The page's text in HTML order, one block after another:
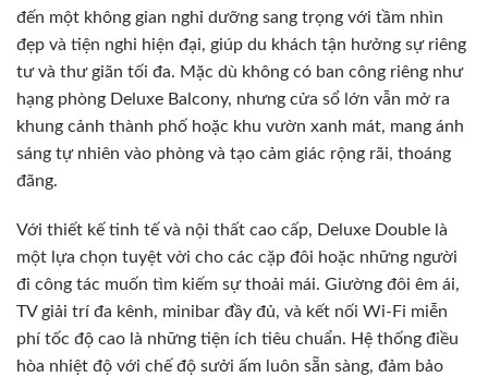
đến một không gian nghỉ dưỡng sang trọng với tầm nhìn
đẹp và tiện nghi hiện đại, giúp du khách tận hưởng sự riêng
tư và thư giãn tối đa. Mặc dù không có ban công riêng như
hạng phòng Deluxe Balcony, nhưng cửa sổ lớn vẫn mở ra
khung cảnh thành phố hoặc khu vườn xanh mát, mang ánh
sáng tự nhiên vào phòng và tạo cảm giác rộng rãi, thoáng
đãng.
Với thiết kế tinh tế và nội thất cao cấp, Deluxe Double là
một lựa chọn tuyệt vời cho các cặp đôi hoặc những người
đi công tác muốn tìm kiếm sự thoải mái. Giường đôi êm ái,
TV giải trí đa kênh, minibar đầy đủ, và kết nối Wi-Fi miễn
phí tốc độ cao là những tiện ích tiêu chuẩn. Hệ thống điều
hòa nhiệt độ với chế độ sưởi ấm luôn sẵn sàng, đảm bảo